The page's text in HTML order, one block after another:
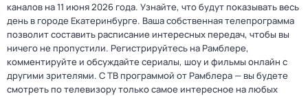
каналов на 11 июня 2026 года. Узнайте, что будут показывать весь
день в городе Екатеринбурге. Ваша собственная телепрограмма
позволит составить расписание интересных передач, чтобы вы
ничего не пропустили. Регистрируйтесь на Рамблере,
комментируйте и обсуждайте сериалы, шоу и фильмы онлайн с
другими зрителями. С ТВ программой от Рамблера — вы будете
смотреть по телевизору только самое интересное на любых